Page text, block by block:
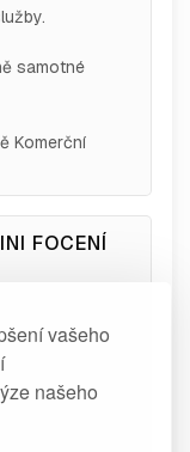
vašeho
našeho
samotné
Komerční
FOCENÍ
ve
Jáchymov.